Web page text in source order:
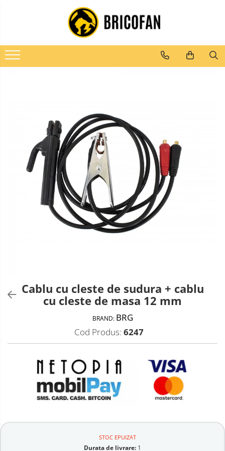
Toate Produsele
Vehicule electrice
Atv
Piese de schimb vehicule electrice
Scutere electrice
Scutere pe benzina
Tricicluri cargo fara permis
Tricicluri persoane
Trotinete electrice
Motoburghie si accesorii
Accesorii motoburghie
Drujbe, fierastraie electrice
Drujbe pe benzina
Consumabile drujbe, fierastraie
Drujbe electrice
Mori cereale si batoze porumb
Batoze - mori desfacat porumb
Cablu cu cleste de sudura + cablu
cu cleste de masa 12 mm
BRAND: BRG
Cod Produs: 6247
STOC EPUIZAT
Durata de livrare: 1